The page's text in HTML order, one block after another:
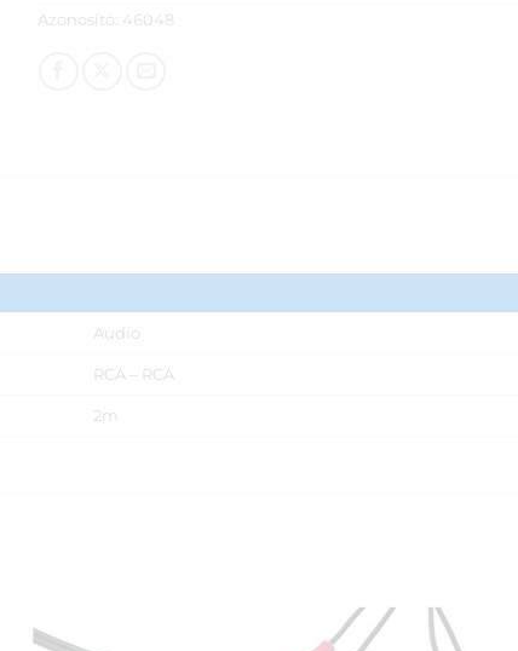
Azonosító: 46048
Audio
RCA – RCA
2m